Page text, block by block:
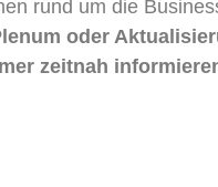
rund um die
oder
zeitnah